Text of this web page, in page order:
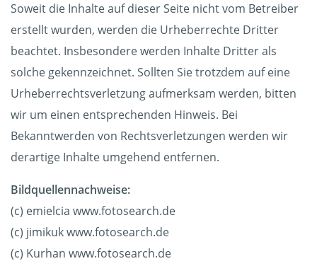
Soweit die Inhalte auf dieser Seite nicht vom Betreiber
erstellt wurden, werden die Urheberrechte Dritter
beachtet. Insbesondere werden Inhalte Dritter als
solche gekennzeichnet. Sollten Sie trotzdem auf eine
Urheberrechtsverletzung aufmerksam werden, bitten
wir um einen entsprechenden Hinweis. Bei
Bekanntwerden von Rechtsverletzungen werden wir
derartige Inhalte umgehend entfernen.
Bildquellennachweise:
(c) emielcia www.fotosearch.de
(c) jimikuk www.fotosearch.de
(c) Kurhan www.fotosearch.de